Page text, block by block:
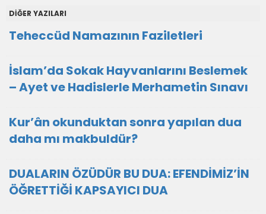
DİĞER YAZILARI
Teheccüd Namazının Faziletleri
İslam’da Sokak Hayvanlarını Beslemek
– Ayet ve Hadislerle Merhametin Sınavı
Kur’ân okunduktan sonra yapılan dua
daha mı makbuldür?
DUALARIN ÖZÜDÜR BU DUA: EFENDİMİZ’İN
ÖĞRETTİĞİ KAPSAYICI DUA